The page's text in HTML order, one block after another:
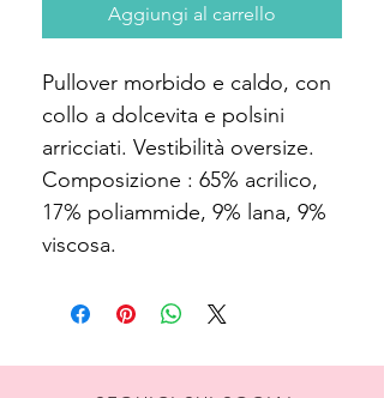
Aggiungi al carrello
Pullover morbido e caldo, con
collo a dolcevita e polsini
arricciati. Vestibilità oversize.
Composizione : 65% acrilico,
17% poliammide, 9% lana, 9%
viscosa.